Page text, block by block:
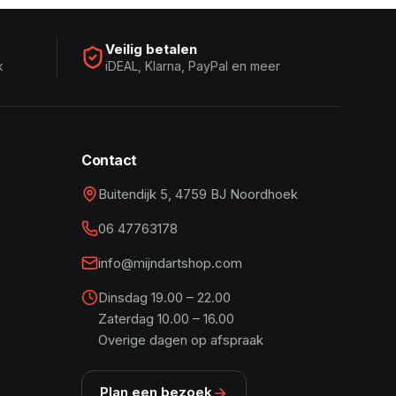
Veilig betalen
iDEAL, Klarna, PayPal en meer
Contact
Buitendijk 5, 4759 BJ Noordhoek
06 47763178
info@mijndartshop.com
Dinsdag 19.00 – 22.00
Zaterdag 10.00 – 16.00
Overige dagen op afspraak
Plan een bezoek